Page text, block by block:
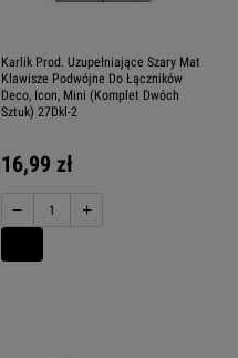
Karlik Prod. Uzupełniające Szary Mat
Klawisze Podwójne Do Łączników
Deco, Icon, Mini (Komplet Dwóch
Sztuk) 27Dkl-2
16,99 zł
− +